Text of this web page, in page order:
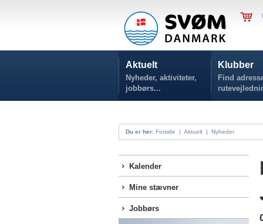
Aktuelt
Nyheder, aktiviteter,
jobbørs...
Klubber
Find
Du er her: Forside | Aktuelt | Nyheder
Kalender
Mine stævner
Jobbørs